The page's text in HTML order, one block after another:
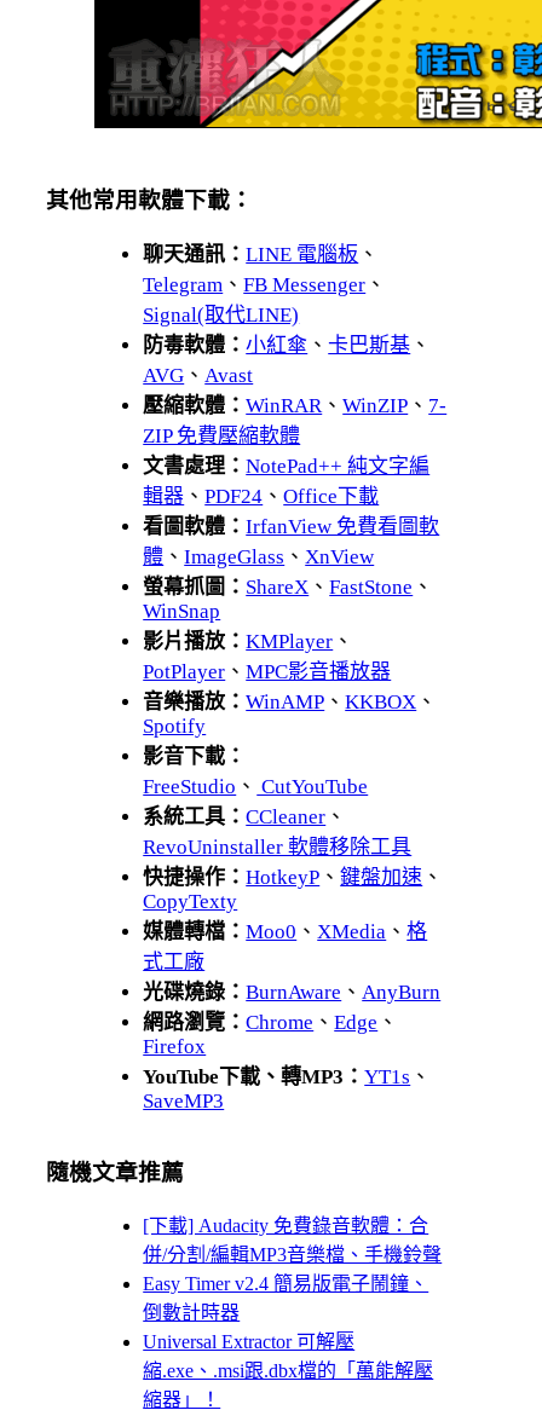
其他常用軟體下載：
聊天通訊：LINE 電腦板 、
Telegram 、FB Messenger 、
Signal(取代LINE)
防毒軟體：小紅傘 、卡巴斯基 、
AVG 、 Avast
壓縮軟體：WinRAR 、WinZIP 、 7-
ZIP 免費壓縮軟體
文書處理：NotePad++ 純文字編
輯器 、PDF24 、Office下載
看圖軟體：IrfanView 免費看圖軟
體 、ImageGlass 、 XnView
螢幕抓圖： ShareX 、FastStone 、
WinSnap
影片播放：KMPlayer 、
PotPlayer 、MPC影音播放器
音樂播放：WinAMP 、KKBOX 、
Spotify
影音下載：
FreeStudio 、 CutYouTube
系統工具：CCleaner 、
RevoUninstaller 軟體移除工具
快捷操作：HotkeyP 、鍵盤加速 、
CopyTexty
媒體轉檔：Moo0 、 XMedia 、格
式工廠
光碟燒錄：BurnAware 、 AnyBurn
網路瀏覽：Chrome 、Edge 、
Firefox
YouTube下載、轉MP3：YT1s 、
SaveMP3
隨機文章推薦
[下載] Audacity 免費錄音軟體：合
併/分割/編輯MP3音樂檔、手機鈴聲
Easy Timer v2.4 簡易版電子鬧鐘、
倒數計時器
Universal Extractor 可解壓
縮.exe、.msi跟.dbx檔的「萬能解壓
縮器」！